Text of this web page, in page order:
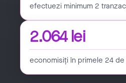
efectuezi minimum 2
2.064 lei
economisiți în primele 24 de